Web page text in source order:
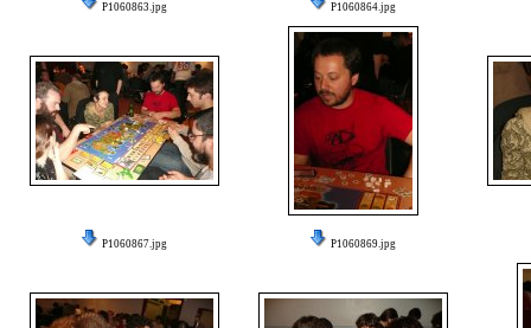
P1060863.jpg P1060864.jpg
P1060867.jpg P1060869.jpg